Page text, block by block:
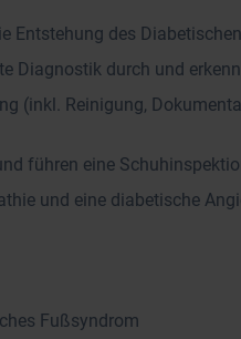
Entstehung des
Diagnostik durch und
(inkl. Reinigung,
führen eine
und eine diabetische
Fußsyndrom